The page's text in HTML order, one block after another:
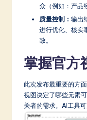
ti
o
众（例如：产品
质量控制： 输出
进行优化、核实
致。
掌握官方
此次发布最重要的方
视图决定了哪些元素
关者的需求。AI工具